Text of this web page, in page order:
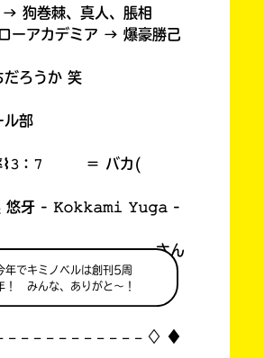
年でキミノベルは創刊5周
！ みんな、ありがと～！
巻棘、真人、脹相
アカデミア → 爆豪勝己
だろうか 笑
ル部
率⌇𝟹：𝟽 ＝ バカ(
悠牙 - 𝙺𝚘𝚔𝚔𝚊𝚖𝚒 𝚈𝚞𝚐𝚊 -
ん
𓐄 𓐄 𓐄 𓐄 𓐄 𓐄 𓐄 𓐄 𓐄 ♢ ♦︎